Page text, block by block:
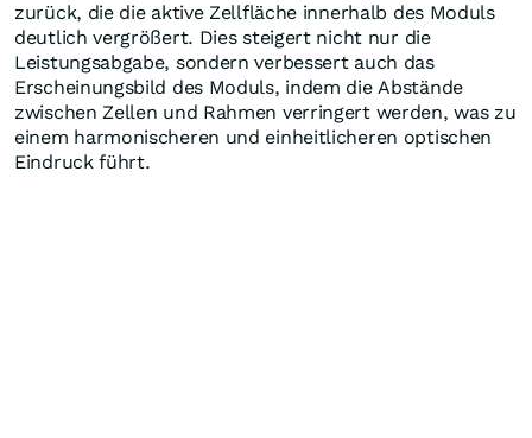
zurück, die die aktive Zellfläche innerhalb des Moduls
deutlich vergrößert. Dies steigert nicht nur die
Leistungsabgabe, sondern verbessert auch das
Erscheinungsbild des Moduls, indem die Abstände
zwischen Zellen und Rahmen verringert werden, was zu
einem harmonischeren und einheitlicheren optischen
Eindruck führt.